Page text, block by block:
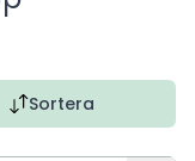
Sortera